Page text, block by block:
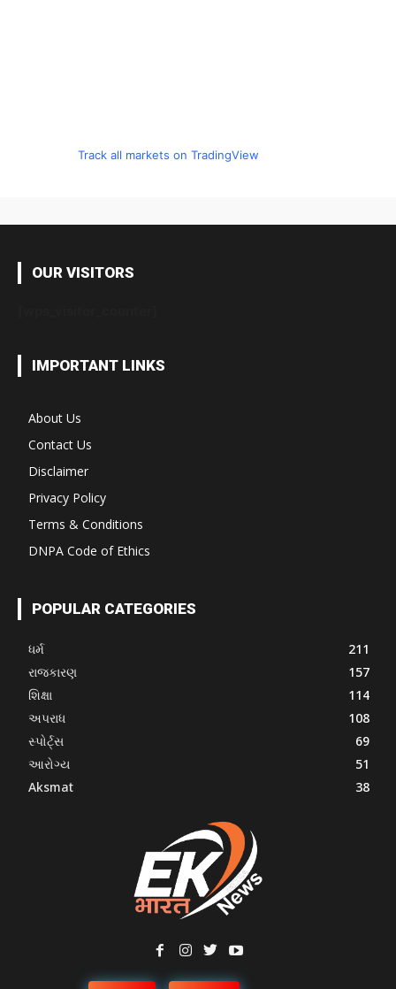
Track all markets on TradingView
OUR VISITORS
IMPORTANT LINKS
About Us
Contact Us
Disclaimer
Privacy Policy
Terms & Conditions
DNPA Code of Ethics
POPULAR CATEGORIES
ધર્મ
211
રાજકારણ
157
શિક્ષા
114
અપરાધ
108
સ્પોર્ટ્સ
69
આરોગ્ય
51
Aksmat
38